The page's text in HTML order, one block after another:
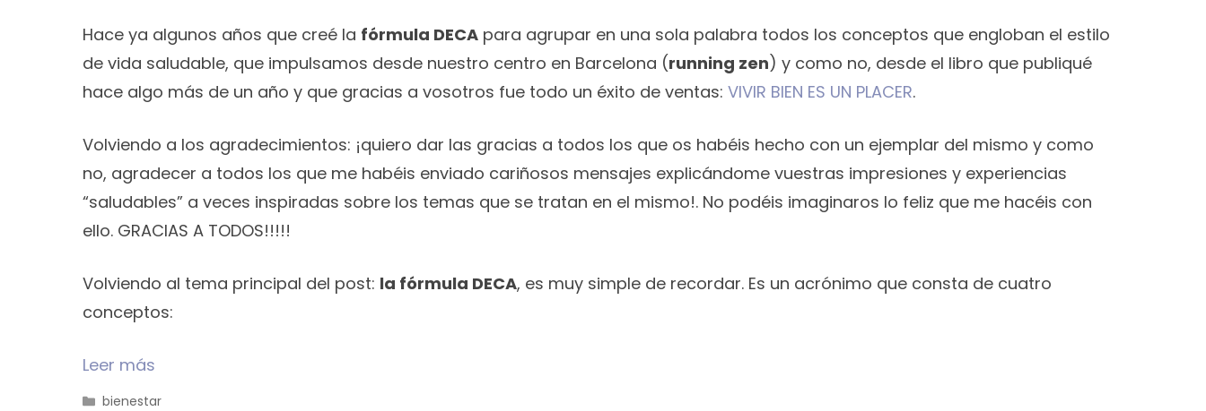
Hace ya algunos años que creé la fórmula DECA para agrupar en una sola palabra todos los conceptos que engloban el estilo
de vida saludable, que impulsamos desde nuestro centro en Barcelona (running zen) y como no, desde el libro que publiqué
hace algo más de un año y que gracias a vosotros fue todo un éxito de ventas: VIVIR BIEN ES UN PLACER.
Volviendo a los agradecimientos: ¡quiero dar las gracias a todos los que os habéis hecho con un ejemplar del mismo y como
no, agradecer a todos los que me habéis enviado cariñosos mensajes explicándome vuestras impresiones y experiencias
“saludables” a veces inspiradas sobre los temas que se tratan en el mismo!. No podéis imaginaros lo feliz que me hacéis con
ello. GRACIAS A TODOS!!!!!
Volviendo al tema principal del post: la fórmula DECA, es muy simple de recordar. Es un acrónimo que consta de cuatro
conceptos:
Leer más
Categorías
bienestar